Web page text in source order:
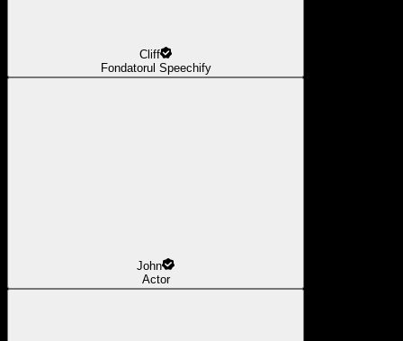
Cliff
Fondatorul Speechify
John
Actor